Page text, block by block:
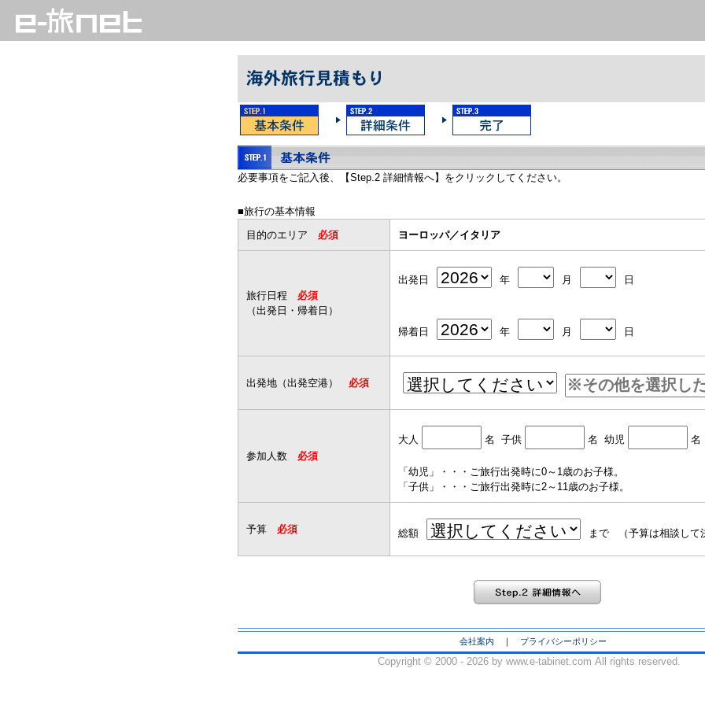
必要事項をご記入後、【Step.2 詳細情報へ】をクリックしてください。
■旅行の基本情報
目的のエリア 必須 ヨーロッパ／イタリア
旅行日程 必須
（出発日・帰着日）
出発日 年 月 日
帰着日 年 月 日
出発地（出発空港） 必須
参加人数 必須
大人 名 子供 名 幼児 名
「幼児」・・・ご旅行出発時に0～1歳のお子様。
「子供」・・・ご旅行出発時に2～11歳のお子様。
予算 必須 総額 まで （予算は相談して
会社案内 ｜ プライバシーポリシー
Copyright © 2000 - 2026 by www.e-tabinet.com All rights reserved.